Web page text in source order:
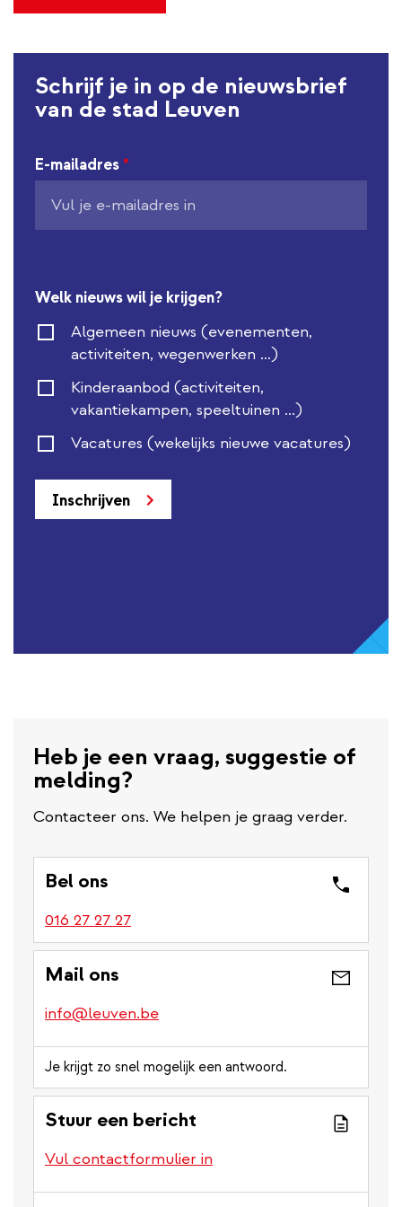
n
l
Schrijf je in op de nieuwsbrief
van de stad Leuven
E-mailadres *
Welk nieuws wil je krijgen?
Algemeen nieuws (evenementen,
activiteiten, wegenwerken ...)
Kinderaanbod (activiteiten,
vakantiekampen, speeltuinen ...)
Vacatures (wekelijks nieuwe vacatures)
Inschrijven
Heb je een vraag, suggestie of
melding?
Contacteer ons. We helpen je graag verder.
Bel ons
016 27 27 27
Mail ons
info@leuven.be
Je krijgt zo snel mogelijk een antwoord.
Stuur een bericht
Vul contactformulier in